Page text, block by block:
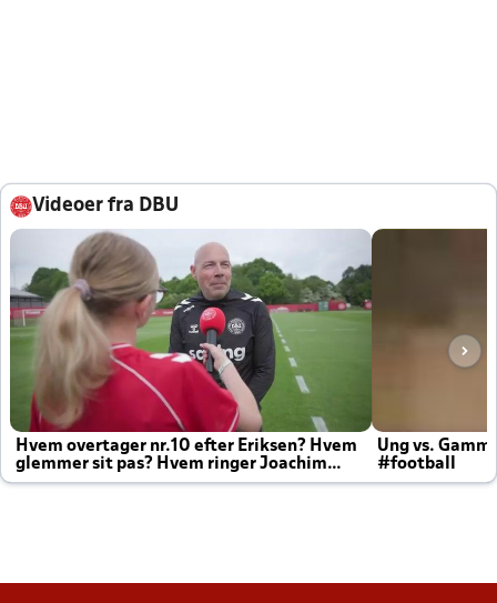
Videoer fra DBU
Hvem overtager nr.10 efter Eriksen? Hvem
glemmer sit pas? Hvem ringer Joachim
altid til efter kampe?
Ung vs.
#football